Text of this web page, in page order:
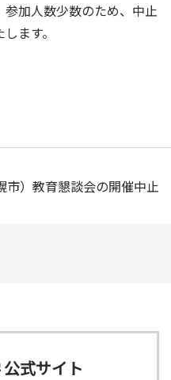
加人数少数のため、中止
ます。
市）教育懇談会の開催中止
式サイト